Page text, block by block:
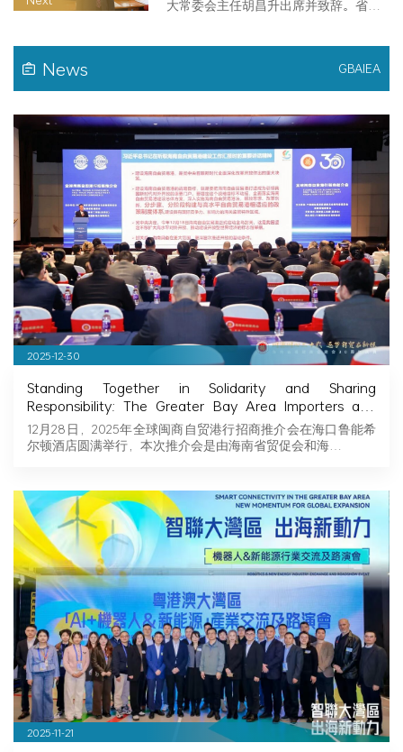
Macao, proposed to promote the
cross-border e-commerce" in the
Guangdong-Hong Kong-Macao
Greater Bay Area
大常委会主任胡昌升出席并致辞。省政
News GBAIEA
2025-12-30
Standing Together in Solidarity and Sharing
Responsibility: The Greater Bay Area Importers and
Exporters Association Explores New Opportunities in
Hainan, Joining Hands with Fujian Businessmen to
Seize Business Opportunities in Hainan!
12月28日，2025年全球闽商自贸港行招商推介会在海口鲁能希
尔顿酒店圆满举行，本次推介会是由海南省贸促会和海…
2025-11-21